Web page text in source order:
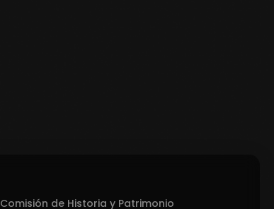
Comisión de Historia y Patrimonio